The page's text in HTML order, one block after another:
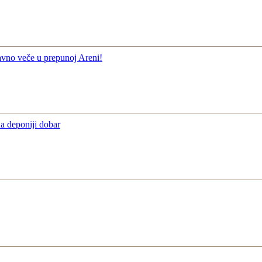
veče u prepunoj Areni!
deponiji dobar